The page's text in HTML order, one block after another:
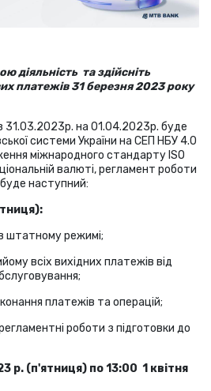
діяльність та здійсніть
платежів 31 березня 2023 року
31.03.2023р. на 01.04.2023р. буде
системи України на СЕП НБУ 4.0
міжнародного стандарту ISO
валюті, регламент роботи
наступний:
:
штатному режимі;
всіх вихідних платежів від
платежів та операцій;
роботи з підготовки до
р. (п'ятниця) по 13:00 1 квітня